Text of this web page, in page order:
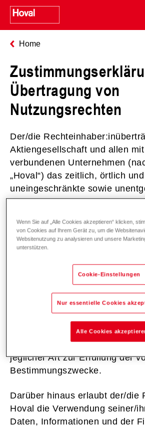
Home
Übertragung von
Nutzungsrechten
Der/die
Aktiengesellschaft und allen
verbundenen Unternehmen
„Hoval“) das zeitlich, örtlich
uneingeschränkte sowie
Nutzungsrecht an Bildern,
Zwecke des Marketings sowie
publizistischen und
Website von Hoval sowie in
Namen von Hoval. Die
Nutzungsrechte beinhaltet
der Bild-, Film-und
Zeitungen, Fachzeitschriften,
sowie die Verarbeitung und
jeglicher Art zur Erfüllung der
Bestimmungszwecke.
Darüber hinaus erlaubt der/die
Hoval die Verwendung seiner/
Daten, Informationen und der
Wenn Sie auf „Alle Cookies akzeptieren“ klicken,
von Cookies auf Ihrem Gerät zu, um die
Websitenutzung zu analysieren und unsere
unterstützen.
Cookie-Einstellungen
Nur essentielle Cookies
Alle Cookies